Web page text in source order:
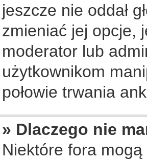
jeszcze nie oddał
zmieniać jej opcje,
moderator lub
użytkownikom
połowie trwania
» Dlaczego nie
Niektóre fora